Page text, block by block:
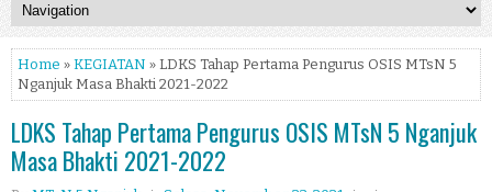
Home » KEGIATAN » LDKS Tahap Pertama Pengurus OSIS MTsN 5
Nganjuk Masa Bhakti 2021-2022
LDKS Tahap Pertama Pengurus OSIS MTsN 5 Nganjuk
Masa Bhakti 2021-2022